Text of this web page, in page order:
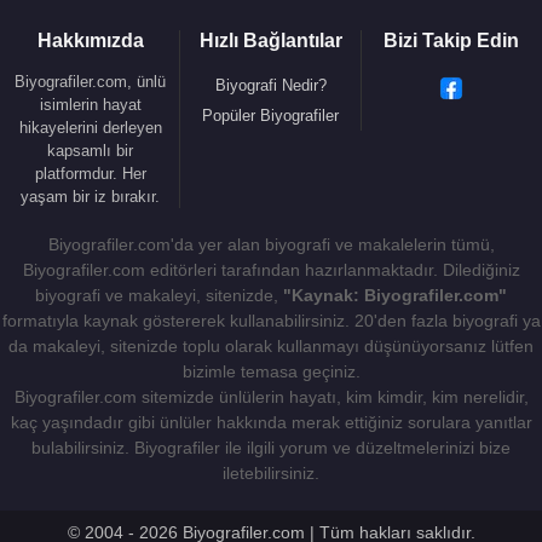
benzeyen rotor sistemiyle donatılmış Vought-
Havacılık tarihinde silinmez izler bırakacak
Sikorsky’nin kurduğu şirket bugün Amerika, Avrupa,
Asya ve Avustralya’da kolları olan, tüm dünyaya,
geliştirdiği onlarca model sivil ve askeri helikopteri
olmuştur.
İgor Sikorsky, Rusya'da Kiev’de Olga Fyodorovna
Simkovitch ile evlendi. Tania (d.1918) adında bir
kızı oldu. 1919 yılında boşandılar, kızı annesi ile
kaldı.
İgor Sikorsky, 1924 yılındaNew York'ta Elisabeth
Semion ile evlendi. Sergei (d.1925), Nikolai, Igor Jr,
Hakkımızda
Biyografiler.com, ünlü
isimlerin hayat
hikayelerini derleyen
kapsamlı bir
platformdur. Her
yaşam bir iz bırakır.
Hızlı Bağlantılar
Biyografi Nedir?
Popüler Biyografiler
Bizi Takip Edin
Biyografiler.com'da yer alan biyografi ve makalelerin tümü,
Biyografiler.com editörleri tarafından hazırlanmaktadır. Dilediğiniz
biyografi ve makaleyi, sitenizde, "Kaynak: Biyografiler.com"
formatıyla kaynak göstererek kullanabilirsiniz. 20'den fazla biyografi ya
da makaleyi, sitenizde toplu olarak kullanmayı düşünüyorsanız lütfen
bizimle temasa geçiniz.
Biyografiler.com sitemizde ünlülerin hayatı, kim kimdir, kim nerelidir,
kaç yaşındadır gibi ünlüler hakkında merak ettiğiniz sorulara yanıtlar
bulabilirsiniz. Biyografiler ile ilgili yorum ve düzeltmelerinizi bize
iletebilirsiniz.
© 2004 - 2026 Biyografiler.com | Tüm hakları saklıdır.